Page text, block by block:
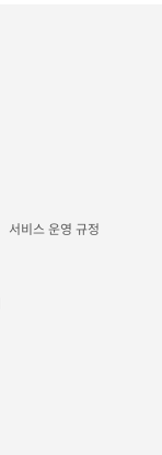
서비스 운영 규정